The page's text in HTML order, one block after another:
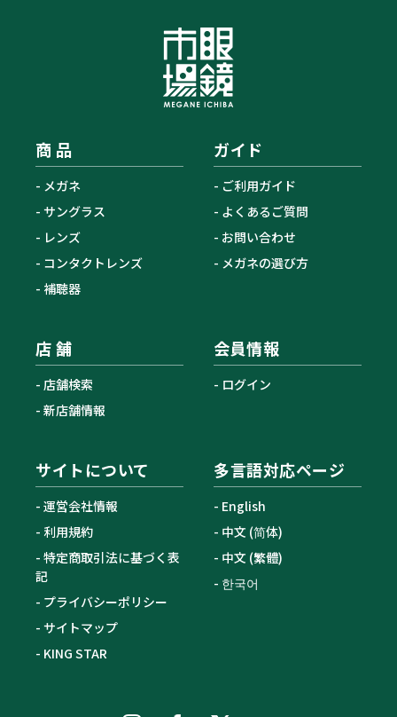
商 品
メガネ
サングラス
レンズ
コンタクトレンズ
補聴器
ガイド
ご利用ガイド
よくあるご質問
お問い合わせ
メガネの選び方
店 舗
店舗検索
新店舗情報
会員情報
ログイン
サイトについて
運営会社情報
利用規約
特定商取引法に基づく表
記
プライバシーポリシー
サイトマップ
KING STAR
多言語対応ページ
English
中文 (简体)
中文 (繁體)
한국어